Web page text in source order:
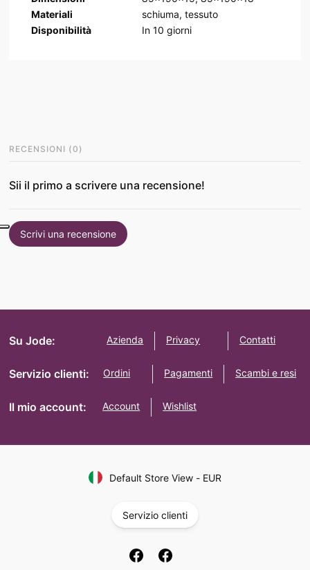
Materiali
schiuma, tessuto
Disponibilità
In 10 giorni
RECENSIONI (0 )
Sii il primo a scrivere una recensione!
Scrivi una recensione
Su Jode: Azienda Privacy Contatti
Servizio clienti: Ordini Pagamenti Scambi e resi
Il mio account: Account Wishlist
Default Store View- EUR
Servizio clienti